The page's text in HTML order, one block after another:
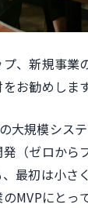
、新規事業
お勧めします
大規模シス
（ゼロから
最初は小さ
MVPにとっ